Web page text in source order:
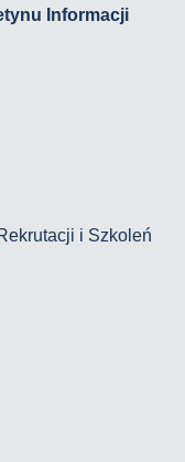
Informacji
i Szkoleń